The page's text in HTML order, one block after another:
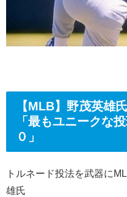
【MLB】野茂英雄
「最もユニークな
０」
トルネード投法を武器に
雄氏